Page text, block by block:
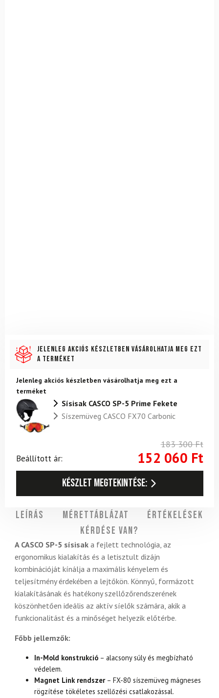
Jelenleg akciós készletben vásárolhatja meg ezt
a terméket
Jelenleg akciós készletben vásárolhatja meg ezt a
terméket
Sísisak CASCO SP-5 Prime Fekete
Síszemüveg CASCO FX70 Carbonic
183 300Ft
Beállított ár:
152 060 Ft
Készlet megtekintése:
Leírás Mérettáblázat
Értékelések
Kérdése van?
A CASCO SP-5 sísisak a fejlett technológia, az
ergonomikus kialakítás és a letisztult dizájn
kombinációját kínálja a maximális kényelem és
teljesítmény érdekében a lejtőkön. Könnyű, formázott
kialakításának és hatékony szellőzőrendszerének
köszönhetően ideális az aktív síelők számára, akik a
funkcionalitást és a minőséget helyezik előtérbe.
Főbb jellemzők:
In-Mold konstrukció – alacsony súly és megbízható
védelem.
Magnet Link rendszer– FX-80 síszemüveg mágneses
rögzítése tökéletes szellőzési csatlakozással.